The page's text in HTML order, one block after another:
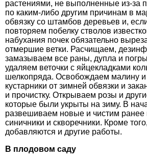
растениями, не выполненные из-за
по каким-либо другим причинам в
обвязку со штамбов деревьев и,
повторяем побелку стволов
набухания почек обязательно
отмершие ветки. Расчищаем,
замазываем все раны, дупла и
удаляем веточки с яйцекладками
шелкопряда. Освобождаем малину
кустарники от зимней обвязки и
и прочистку. Открываем розы и
которые были укрыты на зиму. В
развешиваем новые и чистим
синичники и скворечники. Кроме
добавляются и другие работы.
В плодовом саду